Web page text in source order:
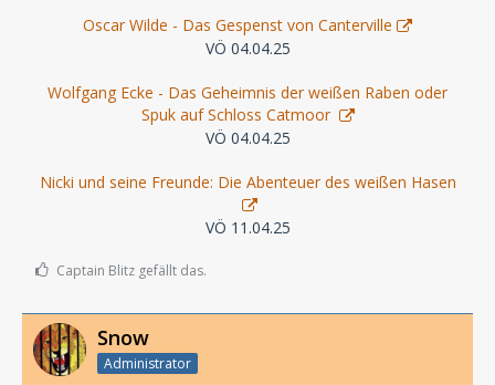
Oscar Wilde - Das Gespenst von Canterville
VÖ 04.04.25
Wolfgang Ecke - Das Geheimnis der weißen Raben oder
Spuk auf Schloss Catmoor
VÖ 04.04.25
Nicki und seine Freunde: Die Abenteuer des weißen Hasen
VÖ 11.04.25
Captain Blitz gefällt das.
Snow
Administrator